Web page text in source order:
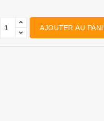
AJOUTER AU